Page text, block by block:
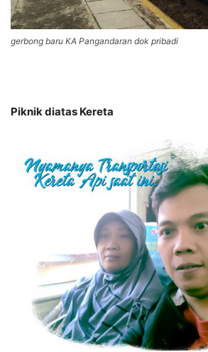
gerbong baru KA Pangandaran dok pribadi
Piknik diatas Kereta